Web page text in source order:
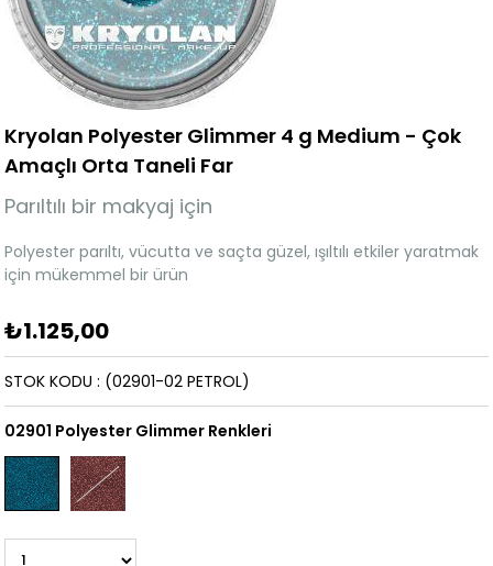
Kryolan Polyester Glimmer 4 g Medium - Çok
Amaçlı Orta Taneli Far
Parıltılı bir makyaj için
Polyester parıltı, vücutta ve saçta güzel, ışıltılı etkiler yaratmak
için mükemmel bir ürün
₺1.125,00
(02901-02 PETROL)
STOK KODU
02901 Polyester Glimmer Renkleri